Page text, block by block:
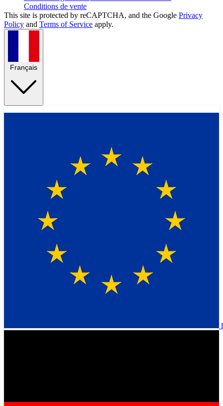
Conditions de vente
This site is protected by reCAPTCHA, and the Google Privacy
Policy and Terms of Service apply.
Français